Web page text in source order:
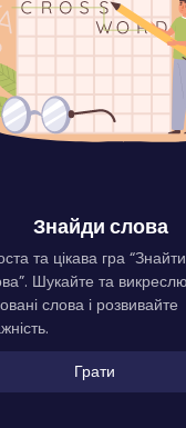
Знайди слова
та цікава гра “Знайти
Шукайте та
слова і розвивайте
Грати